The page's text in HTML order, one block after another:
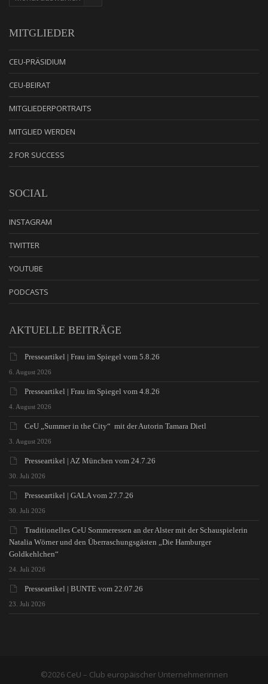
MITGLIEDER
CEU-PRÄSIDIUM
CEU-BEIRAT
MITGLIEDERPORTRAITS
MITGLIED WERDEN
2 FOR SUCCESS
SOCIAL
INSTAGRAM
TWITTER
YOUTUBE
PODCASTS
AKTUELLE BEITRÄGE
Presseartikel | Frau im Spiegel vom 5.8.26
6. August 2026
Presseartikel | Frau im Spiegel vom 4.8.26
4. August 2026
CeU „Summer in the City“ mit der Autorin Tamara Dietl
3. August 2026
Presseartikel | AZ München vom 24.7.26
30. Juli 2026
Presseartikel | GALA vom 27.7.26
30. Juli 2026
Traditionelles CeU Sommeressen an der Alster mit der Schauspielerin
Natalia Wörner und den Überraschungsgästen „Die Hamburger
Goldkehlchen“
24. Juli 2026
Presseartikel | BUNTE vom 22.07.26
23. Juli 2026
©2026 CeU – Club europäischer Unternehmerinnen